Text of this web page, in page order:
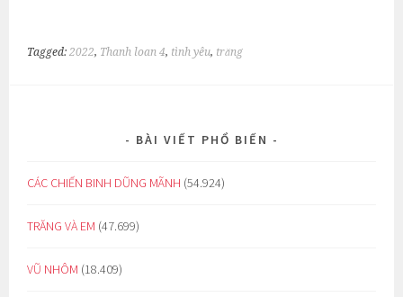
Tagged:2022, Thanh loan 4, tình yêu, trăng
BÀI VIẾT PHỔ BIẾN
CÁC CHIẾN BINH DŨNG MÃNH (54.924)
TRĂNG VÀ EM (47.699)
VŨ NHÔM (18.409)